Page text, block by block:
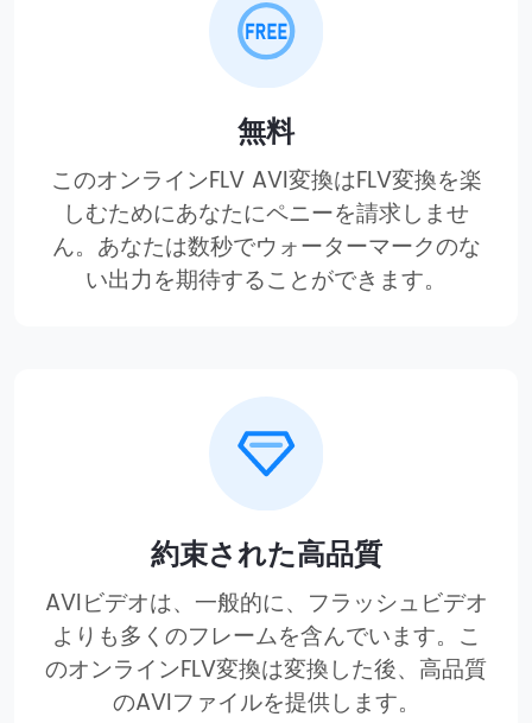
無料
このオンラインFLV AVI変換はFLV変換を楽
しむためにあなたにペニーを請求しませ
ん。あなたは数秒でウォーターマークのな
い出力を期待することができます。
約束された高品質
AVIビデオは、一般的に、フラッシュビデオ
よりも多くのフレームを含んでいます。こ
のオンラインFLV変換は変換した後、高品質
のAVIファイルを提供します。